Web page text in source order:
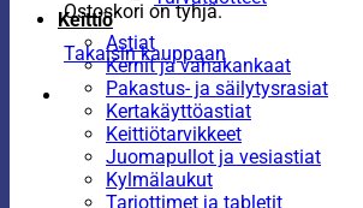
Ostoskori on tyhjä.
Takaisin kauppaan
Keittiö
Astiat
Kernit ja vahakankaat
Pakastus- ja säilytysrasiat
Kertakäyttöastiat
Keittiötarvikkeet
Juomapullot ja vesiastiat
Kylmälaukut
Tarjottimet ja tabletit